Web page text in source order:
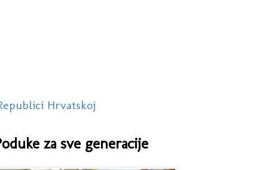
Hrvatskoj
za sve generacije